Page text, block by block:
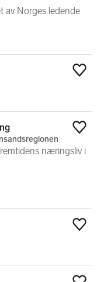
av Norges ledende
næringsliv i